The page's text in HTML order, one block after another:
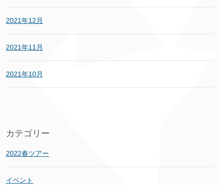
2021年12月
2021年11月
2021年10月
カテゴリー
2022春ツアー
イベント